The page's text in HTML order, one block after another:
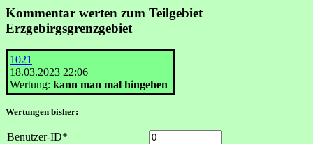
Kommentar werten zum Teilgebiet
Erzgebirgsgrenzgebiet
1021
18.03.2023 22:06
Wertung: kann man mal hingehen
Wertungen bisher:
Benutzer-ID*